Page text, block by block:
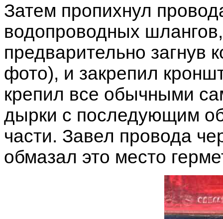
Затем пропихнул
водопроводных
предварительно загнув
фото), и закрепил
крепил все обычными
дырки с последующим
части. Завел провода
обмазал это место